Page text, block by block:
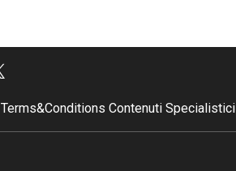
Terms&Conditions Contenuti Specialistici